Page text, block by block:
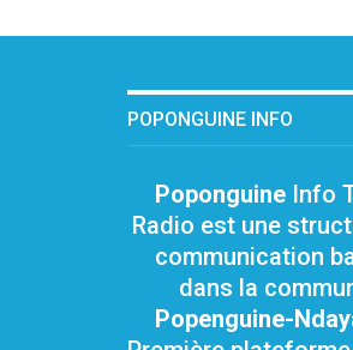
POPONGUINE INFO
Poponguine Info
Radio est une
communication
dans la
Popenguine-